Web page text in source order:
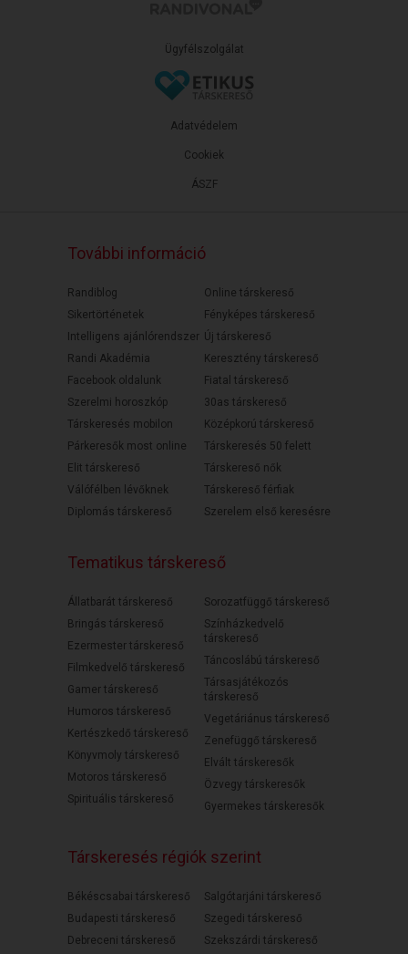
Ügyfélszolgálat
ÁSZF
Adatvédelem
Cookiek
További információ
Randiblog
Sikertörténetek
Intelligens ajánlórendszer
Randi Akadémia
Facebook oldalunk
Szerelmi horoszkóp
Társkeresés mobilon
Párkeresők most online
Elit társkereső
Válófélben lévőknek
Diplomás társkereső
Online társkereső
Fényképes társkereső
Új társkereső
Keresztény társkereső
Fiatal társkereső
30as társkereső
Középkorú társkereső
Társkeresés 50 felett
Társkereső nők
Társkereső férfiak
Szerelem első keresésre
Tematikus társkereső
Állatbarát társkereső
Bringás társkereső
Ezermester társkereső
Filmkedvelő társkereső
Gamer társkereső
Humoros társkereső
Kertészkedő társkereső
Könyvmoly társkereső
Motoros társkereső
Spirituális társkereső
Sorozatfüggő társkereső
Színházkedvelő
társkereső
Táncoslábú társkereső
Társasjátékozós
társkereső
Vegetáriánus társkereső
Zenefüggő társkereső
Elvált társkeresők
Özvegy társkeresők
Gyermekes társkeresők
Társkeresés régiók szerint
Békéscsabai társkereső
Budapesti társkereső
Debreceni társkereső
Salgótarjáni társkereső
Szegedi társkereső
Szekszárdi társkereső